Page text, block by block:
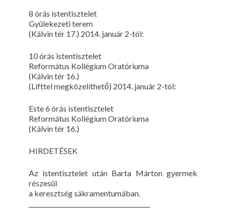
8 órás istentisztelet
Gyülekezeti terem
(Kálvin tér 17.) 2014. január 2-tól:
10 órás istentisztelet
Református Kollégium Oratóriuma
(Kálvin tér 16.)
(Lifttel megközelíthető) 2014. január 2-tól:
Este 6 órás istentisztelet
Református Kollégium Oratóriuma
(Kálvin tér 16.)
HIRDETÉSEK
Az istentisztelet után Barta Márton gyermek
részesül
a keresztség sákramentumában.